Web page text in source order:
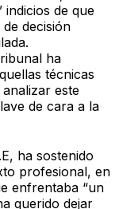
indicios de que
decisión
ha
técnicas
este
de cara a la
ha sostenido
profesional, en
enfrentaba “un
querido dejar